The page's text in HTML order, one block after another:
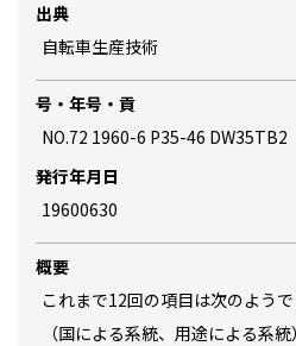
出典
自転車生産技術
号・年号・貢
NO.72 1960-6 P35-46 DW35TB2
発行年月日
19600630
概要
これまで12回の項目は次のよう
（国による系統、用途による系